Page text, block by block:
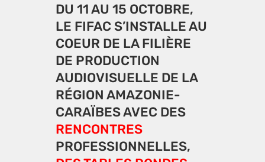
DU 11 AU 15 OCTOBRE,
LE FIFAC S’INSTALLE AU
COEUR DE LA FILIÈRE
DE PRODUCTION
AUDIOVISUELLE DE LA
RÉGION AMAZONIE-
CARAÏBES AVEC DES
RENCONTRES
PROFESSIONNELLES,